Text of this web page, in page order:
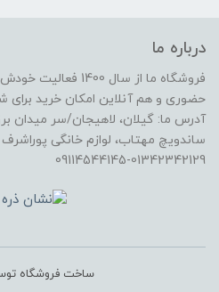
درباره ما
فروشگاه ما از سال
حضوری و هم آنلاین امکان خرید
آدرس ما: گیلان، لاهیجان/سر میدان
ساندویچ مهتاب، لوازم خانگی پوراشرف
09114544145-01342342129
ساخت فروشگاه